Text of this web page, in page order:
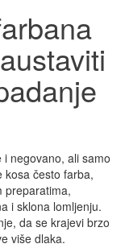
negovano, ali samo
kosa često farba,
preparatima,
i sklona lomljenju.
da se krajevi brzo
više dlaka.